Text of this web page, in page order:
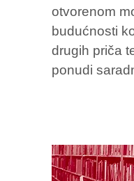
otvorenom
budućnosti
drugih priča
ponudi